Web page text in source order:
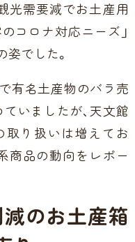
光需要減でお土産用
コロナ対応ニーズ」
でした。
有名土産物のバラ売
いましたが、天文館
取り扱いは増えてお
商品の動向をレポー
減のお土産箱